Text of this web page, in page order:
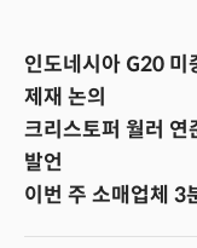
인도네시아 G20 미
제재 논의
크리스토퍼 월러
발언
이번 주 소매업체 3